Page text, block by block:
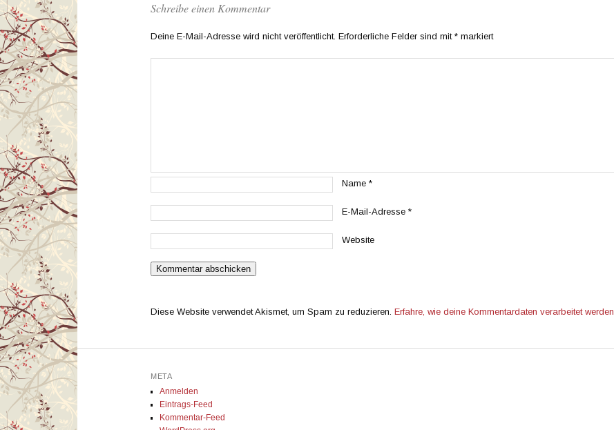
Schreibe einen Kommentar
Deine E-Mail-Adresse wird nicht veröffentlicht. Erforderliche Felder sind mit * markiert
Name *
E-Mail-Adresse *
Website
Diese Website verwendet Akismet, um Spam zu reduzieren. Erfahre, wie deine Kommentardaten verarbeitet werden.
META
Anmelden
Eintrags-Feed
Kommentar-Feed